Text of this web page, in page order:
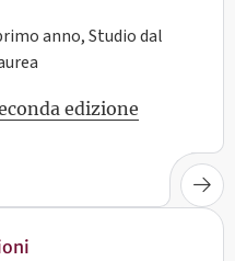
anno, Studio dal
edizione